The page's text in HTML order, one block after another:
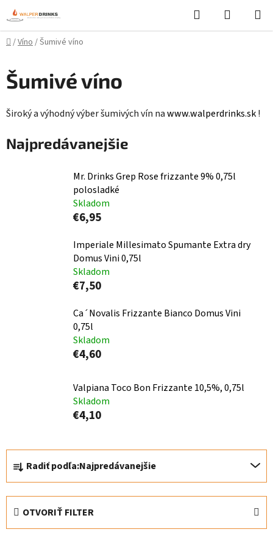
Prejsť
na
obsah
Hľadať
KOŠÍK
Domov
/Víno/Šumivé víno
Šumivé víno
Široký a výhodný výber šumivých vín nawww.walperdrinks.sk!
Najpredávanejšie
Mr. Drinks Grep Rose frizzante 9% 0,75l
polosladké
Skladom
€6,95
Imperiale Millesimato Spumante Extra dry
Domus Vini 0,75l
Skladom
€7,50
Ca´Novalis Frizzante Bianco Domus Vini
0,75l
Skladom
€4,60
Valpiana Toco Bon Frizzante 10,5%, 0,75l
Skladom
€4,10
R
a
d
Radiť podľa:Najpredávanejšie
OTVORIŤ FILTER